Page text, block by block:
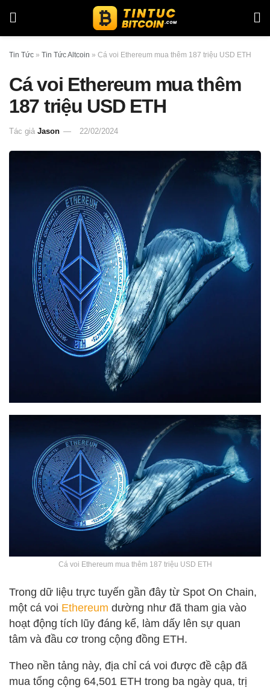
Tin Tức » Tin Tức Altcoin » Cá voi Ethereum mua thêm 187 triệu USD ETH
Cá voi Ethereum mua thêm
187 triệu USD ETH
Tác giả Jason 22/02/2024
Cá voi Ethereum mua thêm 187 triệu USD ETH
Trong dữ liệu trực tuyến gần đây từ Spot On Chain,
một cá voi Ethereum dường như đã tham gia vào
hoạt động tích lũy đáng kể, làm dấy lên sự quan
tâm và đầu cơ trong cộng đồng ETH.
Theo nền tảng này, địa chỉ cá voi được đề cập đã
mua tổng cộng 64,501 ETH trong ba ngày qua, trị